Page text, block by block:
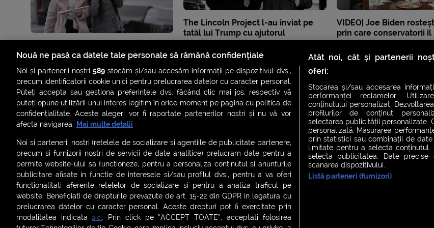
The Lincoln Project l-au înviat pe
tatăl lui Trump cu ajutorul
inteligenței artificiale
VIDEO| Joe Biden
prin care conservatorii îl
fără să știe la ce se
„Let’s go Brandon”
ȘTIRI SMART SHORTS LIVE FEVER BRUNCH FEVER NIGHT FEVER
ASCULTĂ ACUM RADIOURILE SMART
Termeni și condiții Politica de confidențialitate | Politica de cookies Contact
Nouă ne pasă ca datele tale personale să rămână confidențiale
Noi și partenerii noștri589 stocăm și/sau accesăm informații pe dispozitivul dvs.,
precum identificatorii cookie unici pentru prelucrarea datelor cu caracter personal.
Puteți accepta sau gestiona preferințele dvs. făcând clic mai jos, respectiv vă
puteți opune utilizării unui interes legitim în orice moment pe pagina cu politica de
confidențialitate. Aceste alegeri vor fi raportate partenerilor noștri și nu vă vor
afecta navigarea. Mai multe detalii
Noi si partenerii nostri (retelele de socializare si agentiile de publicitate partenere,
precum si furnizorii nostri de servicii de date analitice) prelucram date pentru a
permite website-ului sa functioneze, pentru a personaliza continutul si anunturile
publicitare afisate in functie de interesele si/sau profilul dvs., pentru a va oferi
functionalitati aferente retelelor de socializare si pentru a analiza traficul pe
website. Beneficiati de drepturile prevazute de art. 15-22 din GDPR in legatura cu
prelucrarea datelor cu caracter personal. Aceste drepturi pot fi exercitate prin
modalitatea indicataaici. Prin click pe “ACCEPT TOATE”, acceptati folosirea
Atât noi, cât și partenerii
oferi:
Stocarea și/sau accesarea
performanței reclamelor.
conținutului personalizat.
profilurilor de conținut
selectarea publicității personalizate.
personalizată. Măsurarea
prin statistici sau combinații de
limitate pentru a selecta
selecta publicitatea. Date
scanarea dispozitivului.
Listă parteneri (furnizori)